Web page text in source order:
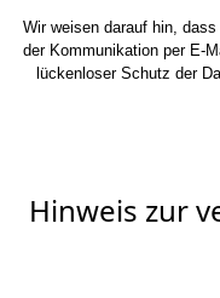
Wir weisen darauf hin,
der Kommunikation per E-
lückenloser Schutz der
Hinweis zur